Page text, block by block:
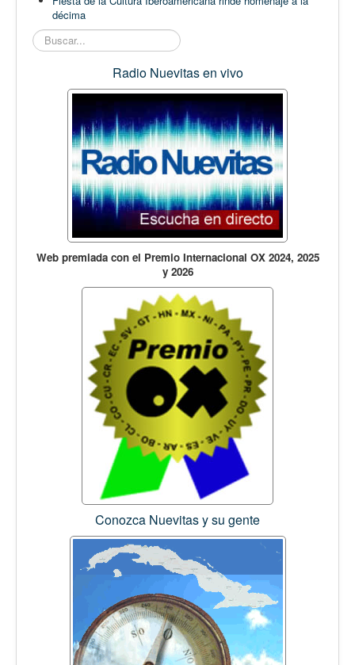
décima
Buscar...
Radio Nuevitas en vivo
Web premiada con el Premio Internacional OX 2024, 2025
y 2026
Conozca Nuevitas y su gente